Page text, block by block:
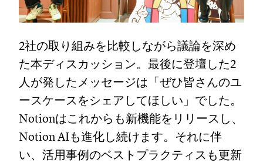
2社の取り組みを比較しながら議論を深め
た本ディスカッション。最後に登壇した2
人が発したメッセージは「ぜひ皆さんのユ
ースケースをシェアしてほしい」でした。
Notionはこれからも新機能をリリースし、
Notion AIも進化し続けます。それに伴
い、活用事例のベストプラクティスも更新